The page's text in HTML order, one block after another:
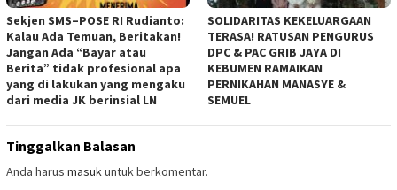
Sekjen SMS–POSE RI Rudianto:
Kalau Ada Temuan, Beritakan!
Jangan Ada “Bayar atau
Berita” tidak profesional apa
yang di lakukan yang mengaku
dari media JK berinsial LN
SOLIDARITAS KEKELUARGAAN
TERASA! RATUSAN PENGURUS
DPC & PAC GRIB JAYA DI
KEBUMEN RAMAIKAN
PERNIKAHAN MANASYE &
SEMUEL
Tinggalkan Balasan
Anda harus masukuntuk berkomentar.